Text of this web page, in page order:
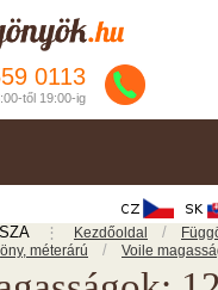
0113
től 19:00-ig
⋮ Kezdőoldal /
méterárú
/ Voile